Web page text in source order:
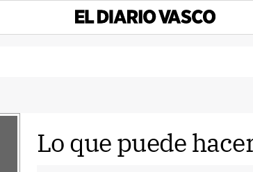
Lo que puede